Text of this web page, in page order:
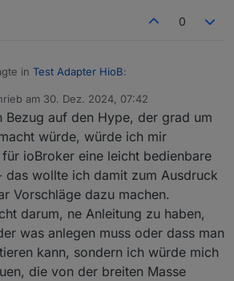
0
in Test Adapter HioB:
Ich hab mir die App jetzt mal
Ich hätte da etwas gut gemeinte
und ein paar Verbesserungsvorschläge.
ist genau beschrieben wie man
iobroker anlegt und dann in die APP
Recht das man die Anleitung für die
benötigt aber wenn man weiß wie
ist es eigentlich sehr einfach.Wenn man
genauer mit der Erstellung
kann man Widgets auch per JSON
auch die Windows Application laden und
erstellen. Aber per Web Oberfläche
sehr schon.
deine Kritik.
am 30. Dez. 2024, 07:42
editiert von
Bezug auf den Hype, der grad um
würde, würde ich mir
ioBroker eine leicht bedienbare
das wollte ich damit zum Ausdruck
Vorschläge dazu machen.
darum, ne Anleitung zu haben,
was anlegen muss oder dass man
kann, sondern ich würde mich
die von der breiten Masse